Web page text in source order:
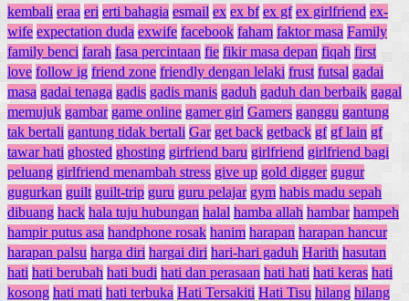
kembali eraa eri erti bahagia esmail ex ex bf ex gf ex girlfriend ex-
wife expectation duda exwife facebook faham faktor masa Family
family benci farah fasa percintaan fie fikir masa depan fiqah first
love follow ig friend zone friendly dengan lelaki frust futsal gadai
masa gadai tenaga gadis gadis manis gaduh gaduh dan berbaik gagal
memujuk gambar game online gamer girl Gamers ganggu gantung
tak bertali gantung tidak bertali Gar get back getback gf gf lain gf
tawar hati ghosted ghosting girfriend baru girlfriend girlfriend bagi
peluang girlfriend menambah stress give up gold digger gugur
gugurkan guilt guilt-trip guru guru pelajar gym habis madu sepah
dibuang hack hala tuju hubungan halal hamba allah hambar hampeh
hampir putus asa handphone rosak hanim harapan harapan hancur
harapan palsu harga diri hargai diri hari-hari gaduh Harith hasutan
hati hati berubah hati budi hati dan perasaan hati hati hati keras hati
kosong hati mati hati terbuka Hati Tersakiti Hati Tisu hilang hilang